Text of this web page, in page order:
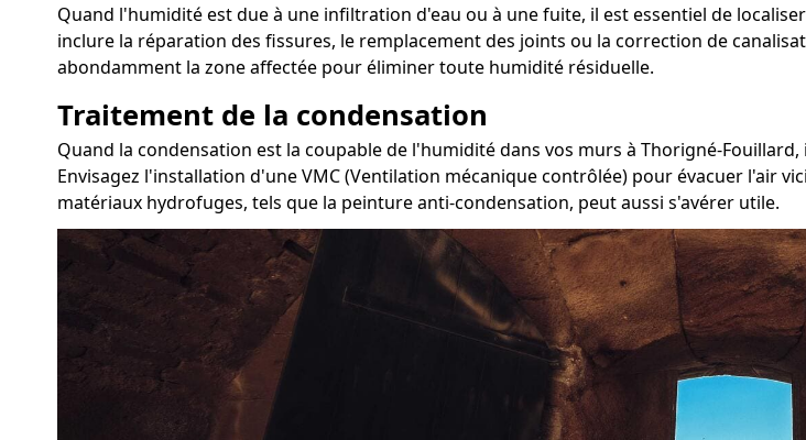
Quand l'humidité est due à une infiltration d'eau ou à une fuite, il est essentiel de
inclure la réparation des fissures, le remplacement des joints ou la correction de
abondamment la zone affectée pour éliminer toute humidité résiduelle.
Traitement de la condensation
Quand la condensation est la coupable de l'humidité dans vos murs à Thorigné-
Envisagez l'installation d'une VMC (Ventilation mécanique contrôlée) pour évacuer l'air
matériaux hydrofuges, tels que la peinture anti-condensation, peut aussi s'avérer utile.